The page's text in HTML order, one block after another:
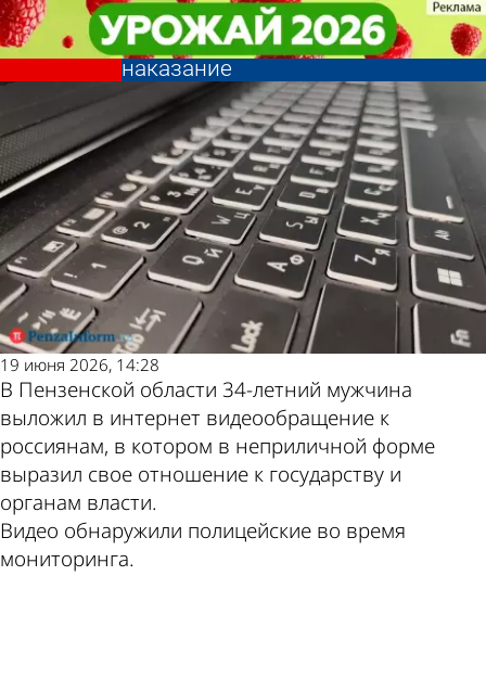
Опубликовавшего обращение к
россиянам пензенца ждет
наказание
Общество
19 июня 2026, 14:28
В Пензенской области 34-летний мужчина
выложил в интернет видеообращение к
россиянам, в котором в неприличной форме
выразил свое отношение к государству и
органам власти.
Видео обнаружили полицейские во время
мониторинга.
Опубликовавшего обращение к
россиянам пензенца ждет
наказание
Общество
Другие новости
по теме
Погода и курсы
валют в Пензе